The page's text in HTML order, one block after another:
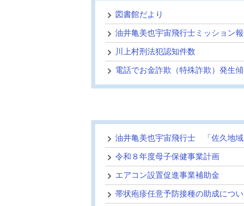
図書館だより
油井亀美也宇宙飛行士ミッション
川上村刑法犯認知件数
電話でお金詐欺（特殊詐欺）発生傾
油井亀美也宇宙飛行士 「佐久地
令和８年度母子保健事業計画
エアコン設置促進事業補助金
帯状疱疹任意予防接種の助成につい